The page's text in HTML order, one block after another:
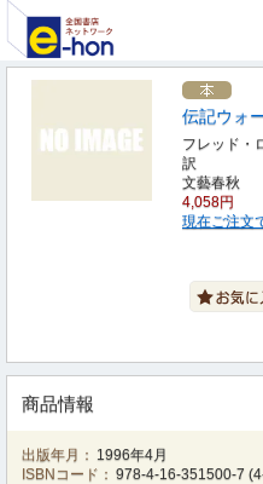
伝記ウォ
フレッド・
訳
文藝春秋
4,058円
現在ご注文
商品情報
出版年月： 1996年4月
ISBNコード： 978-4-16-351500-7 (